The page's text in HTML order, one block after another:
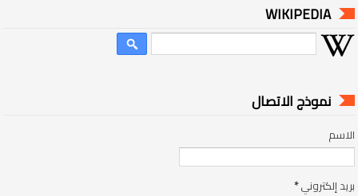
WIKIPEDIA
نموذج الاتصال
الاسم
بريد إلكتروني*